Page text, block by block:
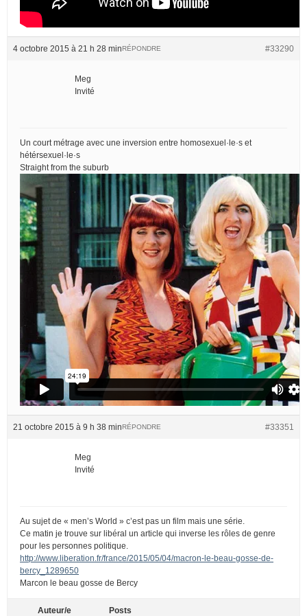
4 octobre 2015 à 21 h 28 min #33290
RÉPONDRE
Meg
Invité
Un court métrage avec une inversion entre homosexuel·le·s et
hétérsexuel·le·s
Straight from the suburb
21 octobre 2015 à 9 h 38 min #33351
RÉPONDRE
Meg
Invité
Au sujet de « men’s World » c’est pas un film mais une série.
Ce matin je trouve sur libéral un article qui inverse les rôles de genre
pour les personnes politique.
http://www.liberation.fr/france/2015/05/04/macron-le-beau-gosse-de-
bercy_1289650
Marcon le beau gosse de Bercy
Auteur/e Posts